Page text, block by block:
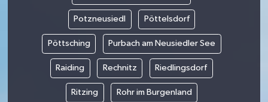
Potzneusiedl Pöttelsdorf
Pöttsching Purbach am Neusiedler See
Raiding Rechnitz Riedlingsdorf
Ritzing Rohr im Burgenland